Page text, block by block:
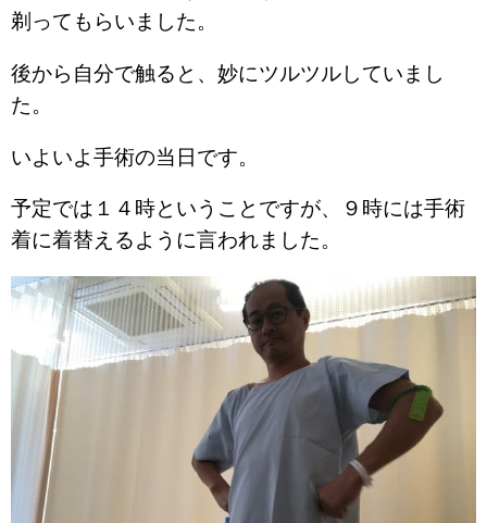
剃ってもらいました。
後から自分で触ると、妙にツルツルしていまし
た。
いよいよ手術の当日です。
予定では１４時ということですが、９時には手術
着に着替えるように言われました。